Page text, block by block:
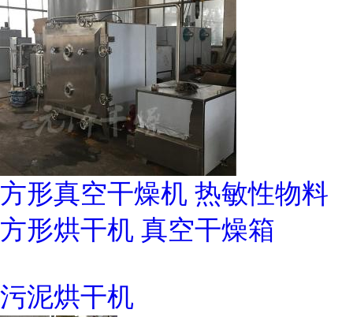
方形真空干燥机 热敏性物料
方形烘干机 真空干燥箱
污泥烘干机